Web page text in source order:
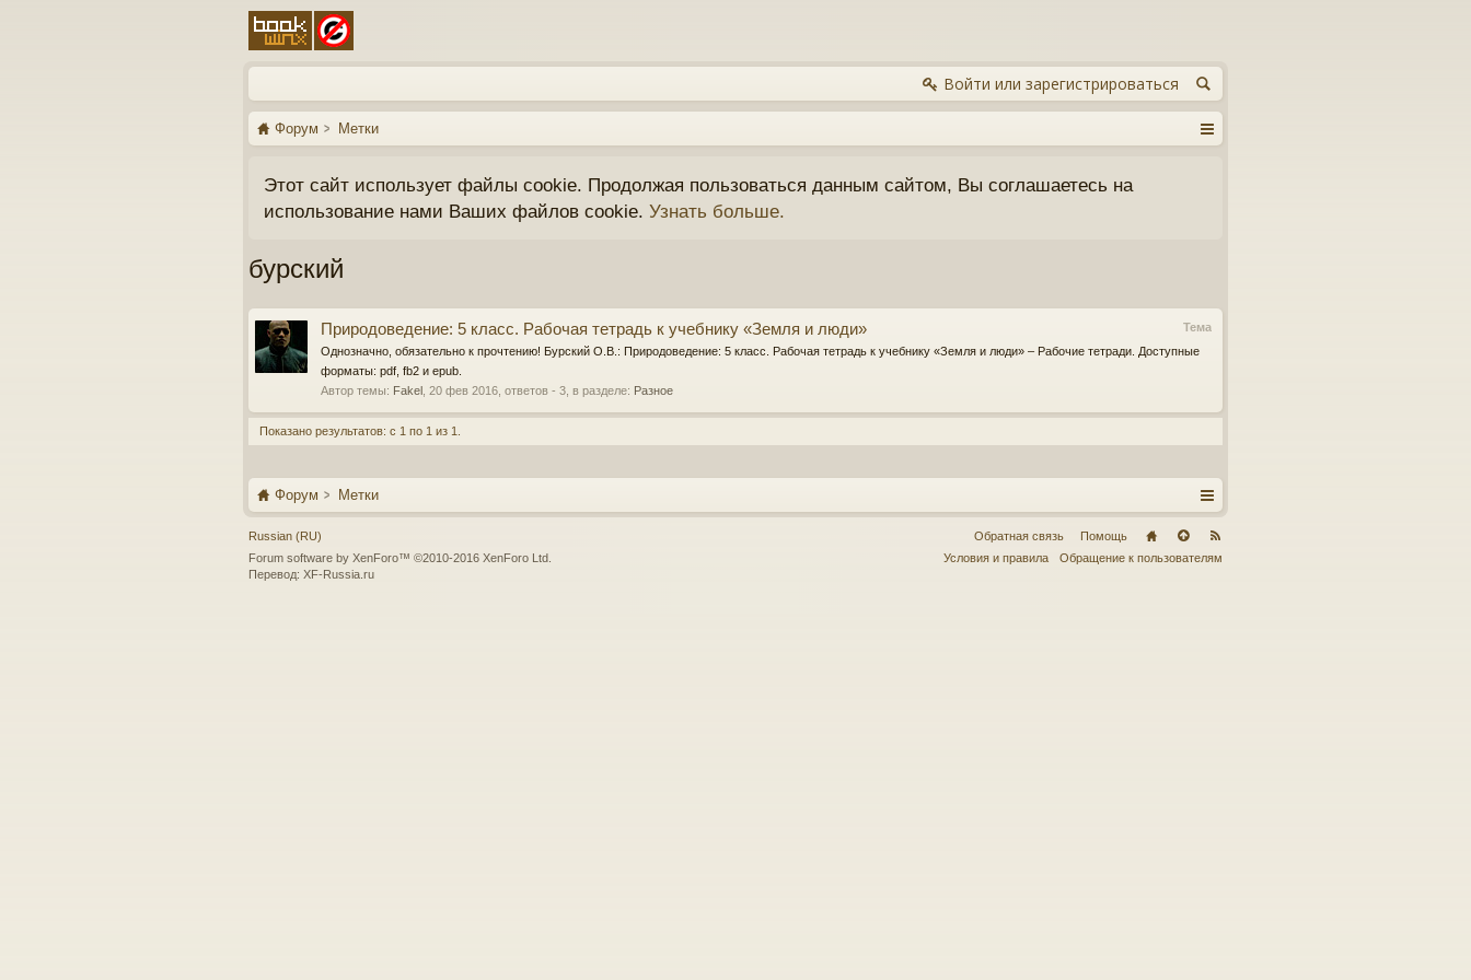
Войти или зарегистрироваться
Форум Метки
Этот сайт использует файлы cookie. Продолжая пользоваться данным сайтом, Вы соглашаетесь на
использование нами Ваших файлов cookie. Узнать больше.
бурский
Тема
Природоведение: 5 класс. Рабочая тетрадь к учебнику «Земля и люди»
Однозначно, обязательно к прочтению! Бурский О.В.: Природоведение: 5 класс. Рабочая тетрадь к учебнику «Земля и люди» – Рабочие тетради. Доступные
форматы: pdf, fb2 и epub.
Автор темы: Fakel 20 фев 2016 , ответов - 3, в разделе: Разное
Показано результатов: с 1 по 1 из 1.
Форум Метки
Russian (RU) Обратная связь
Помощь
Условия и правила
Обращение к пользователям
Forum software by XenForo™ ©2010-2016 XenForo Ltd.
Перевод: XF-Russia.ru